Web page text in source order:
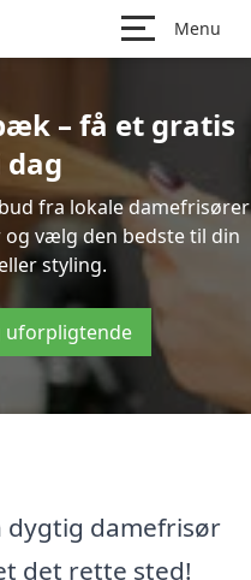
Menu
– få et gratis
fra lokale damefrisører
vælg den bedste til din
styling.
uforpligtende
dygtig damefrisør
det rette sted!